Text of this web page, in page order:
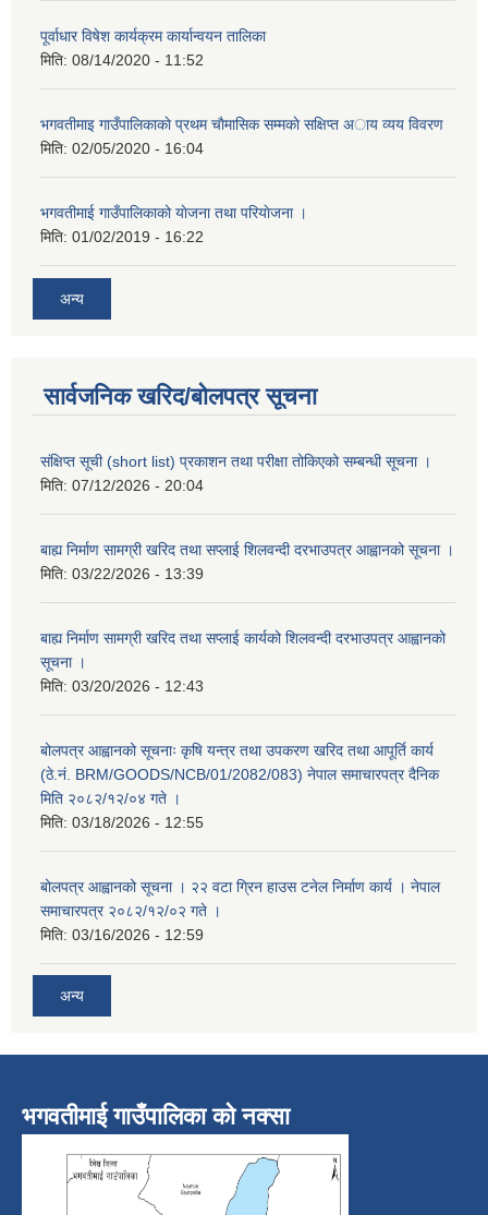
पूर्वाधार विषेश कार्यक्रम कार्यान्वयन तालिका
मिति: 08/14/2020 - 11:52
भगवतीमाइ गाउँपालिकाकाे प्रथम चाैमासिक सम्मकाे सक्षिप्त अाय व्यय विवरण
मिति: 02/05/2020 - 16:04
भगवतीमाई गाउँपालिकाको याेजना तथा परियाेजना ।
मिति: 01/02/2019 - 16:22
अन्य
सार्वजनिक खरिद/बोलपत्र सूचना
संक्षिप्त सूची (short list) प्रकाशन तथा परीक्षा तोकिएको सम्बन्धी सूचना ।
मिति: 07/12/2026 - 20:04
बाह्य निर्माण सामग्री खरिद तथा सप्लाई शिलवन्दी दरभाउपत्र आह्वानको सूचना ।
मिति: 03/22/2026 - 13:39
बाह्य निर्माण सामग्री खरिद तथा सप्लाई कार्यको शिलवन्दी दरभाउपत्र आह्वानको
सूचना ।
मिति: 03/20/2026 - 12:43
बोलपत्र आह्वानको सूचनाः कृषि यन्त्र तथा उपकरण खरिद तथा आपूर्ति कार्य
(ठे.नं. BRM/GOODS/NCB/01/2082/083) नेपाल समाचारपत्र दैनिक
मिति २०८२/१२/०४ गते ।
मिति: 03/18/2026 - 12:55
बोलपत्र आह्वानको सूचना । २२ वटा ग्रिन हाउस टनेल निर्माण कार्य । नेपाल
समाचारपत्र २०८२/१२/०२ गते ।
मिति: 03/16/2026 - 12:59
अन्य
भगवतीमाई गाउँपालिका को नक्सा